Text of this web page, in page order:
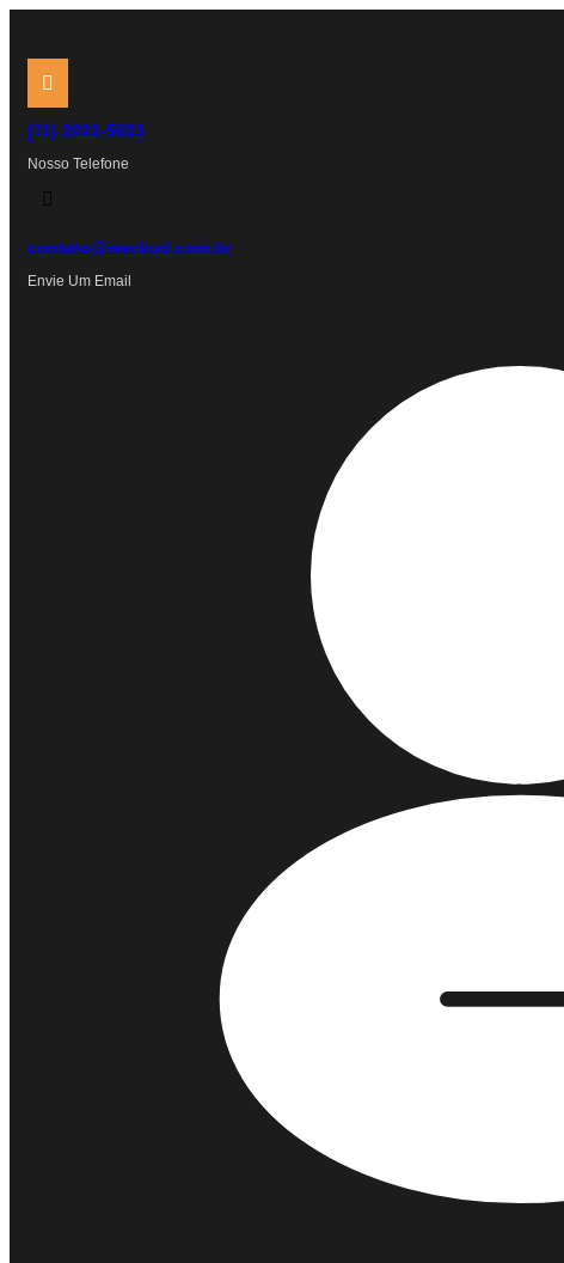
conteúdo
(11) 2022-5023
Nosso Telefone
contato@weckud.com.br
Envie Um Email